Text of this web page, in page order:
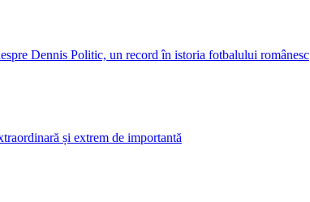
Dennis Politic, un record în istoria fotbalului românesc
și extrem de importantă